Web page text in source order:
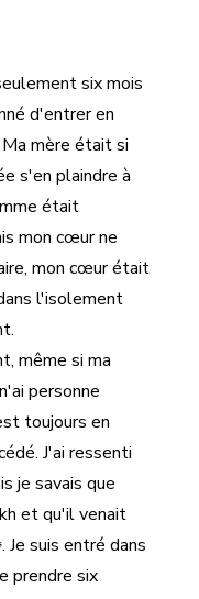
six mois
d'entrer en
mère était si
s'en plaindre à
était
mon cœur ne
mon cœur était
l'isolement
même si ma
personne
toujours en
J'ai ressenti
je savais que
et qu'il venait
. Je suis entré dans
prendre six